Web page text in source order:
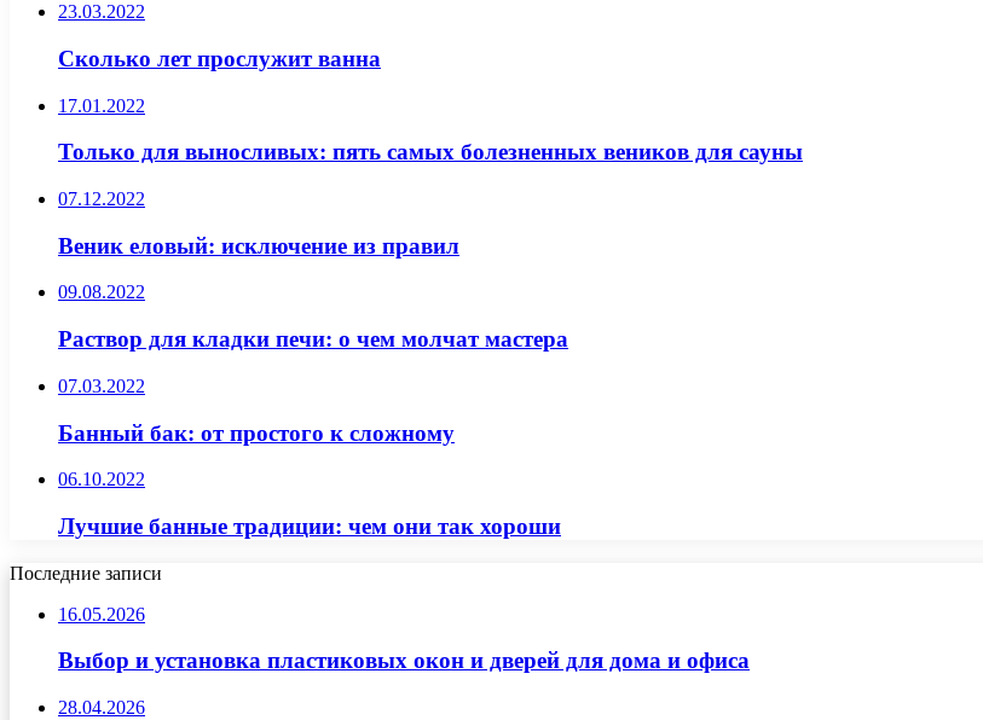
23.03.2022
Сколько лет прослужит ванна
17.01.2022
Только для выносливых: пять самых болезненных веников для сауны
07.12.2022
Веник еловый: исключение из правил
09.08.2022
Раствор для кладки печи: о чем молчат мастера
07.03.2022
Банный бак: от простого к сложному
06.10.2022
Лучшие банные традиции: чем они так хороши
Последние записи
16.05.2026
Выбор и установка пластиковых окон и дверей для дома и офиса
28.04.2026